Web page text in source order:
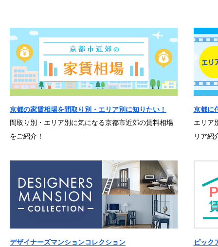
京都の家賃相場を間取り別・エリア別に知りたい！
間取り別・エリア別に気になる京都市近郊の賃料相場
をご紹介！
京都に
エリア
リア紹
デザイナーズマンションコレクション
ピック